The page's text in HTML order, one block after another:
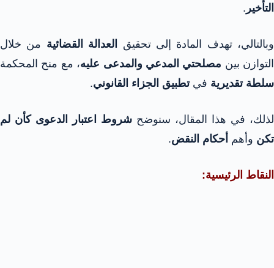
التأخير .
وبالتالي، تهدف المادة إلى تحقيق العدالة القضائية من خلال
التوازن بين مصلحتي المدعي والمدعى عليه، مع منح المحكمة
سلطة تقديرية فيتطبيق الجزاء القانوني.
لذلك، في هذا المقال، سنوضح شروط اعتبار الدعوى كأن لم
تكن وأهم أحكام النقض.
النقاط الرئيسية: